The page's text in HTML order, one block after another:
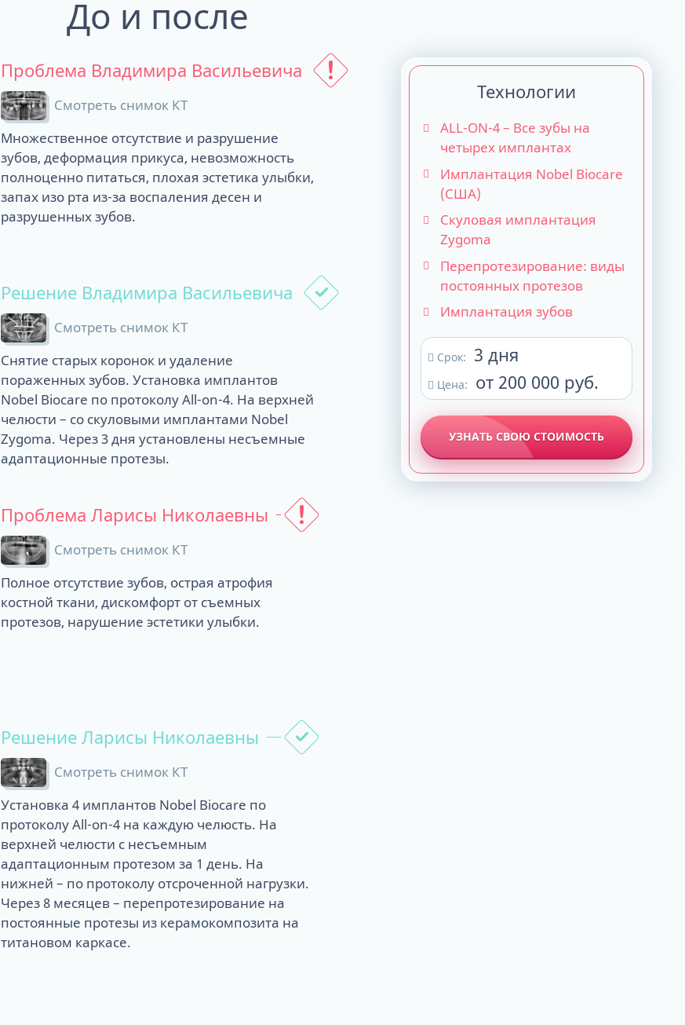
До и после
Проблема Владимира Васильевича
Смотреть снимок КТ
Множественное отсутствие и разрушение
зубов, деформация прикуса, невозможность
полноценно питаться, плохая эстетика улыбки,
запах изо рта из-за воспаления десен и
разрушенных зубов.
Решение Владимира Васильевича
Смотреть снимок КТ
Снятие старых коронок и удаление
пораженных зубов. Установка имплантов
Nobel Biocare по протоколу All-on-4. На верхней
челюсти – со скуловыми имплантами Nobel
Zygoma. Через 3 дня установлены несъемные
адаптационные протезы.
Проблема Ларисы Николаевны
Смотреть снимок КТ
Полное отсутствие зубов, острая атрофия
костной ткани, дискомфорт от съемных
протезов, нарушение эстетики улыбки.
Решение Ларисы Николаевны
Смотреть снимок КТ
Установка 4 имплантов Nobel Biocare по
протоколу All-on-4 на каждую челюсть. На
верхней челюсти с несъемным
адаптационным протезом за 1 день. На
нижней – по протоколу отсроченной нагрузки.
Через 8 месяцев – перепротезирование на
постоянные протезы из керамокомпозита на
титановом каркасе.
Технологии
ALL-ON-4 – Все зубы на
четырех имплантах
Имплантация Nobel Biocare
(США)
Скуловая имплантация
Zygoma
Перепротезирование: виды
постоянных протезов
Имплантация зубов
Срок: 3 дня
Цена: от 200 000 руб.
УЗНАТЬ СВОЮ СТОИМОСТЬ